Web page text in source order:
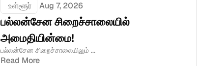
உள்ளூர் Aug 7, 2026
பல்லன்சேன சிறைச்சாலையில்
அமைதியின்மை!
பல்லன்சேன சிறைச்சாலையிலும் ...
Read More